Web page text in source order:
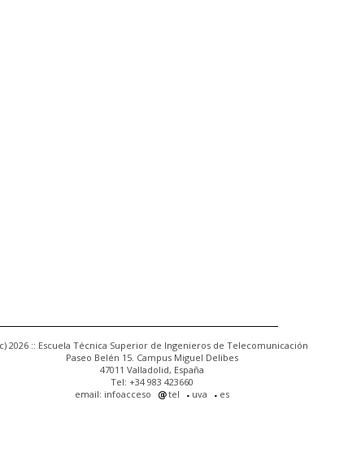
2026 :: Escuela Técnica Superior de Ingenieros de Telecomunicación
Paseo Belén 15. Campus Miguel Delibes
47011 Valladolid, España
Tel: +34 983 423660
email: infoacceso
tel uva es